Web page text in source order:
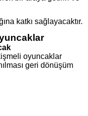
katkı sağlayacaktır.
oyuncaklar
geri dönüşüm